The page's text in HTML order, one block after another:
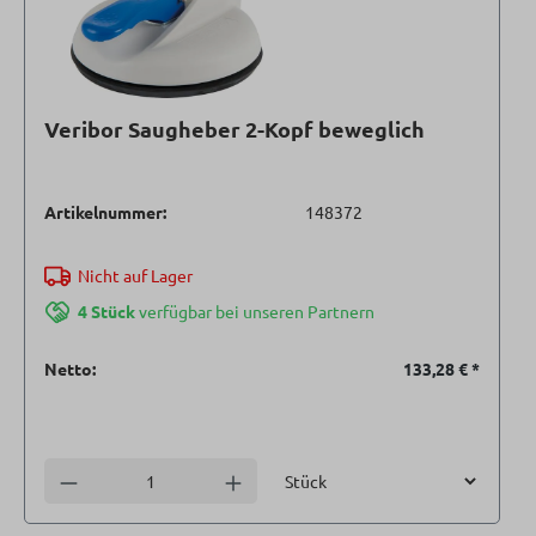
Veribor Saugheber 2-Kopf beweglich
Artikelnummer: 148372
Nicht auf Lager
4 Stückverfügbar bei unseren Partnern
Netto: 133,28 €*
Anzahl verringern Anzahl erhöhen